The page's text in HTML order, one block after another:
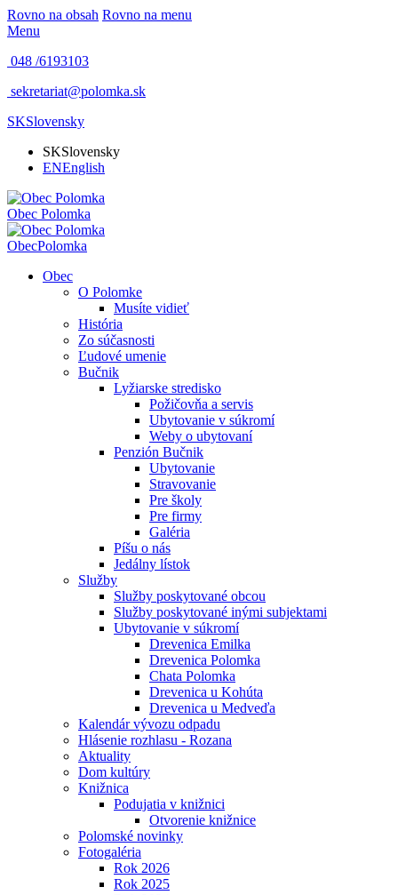
Rovno na obsah Rovno na menu
Menu
048 /6193103
sekretariat@polomka.sk
SKSlovensky
SKSlovensky
ENEnglish
Obec Polomka
ObecPolomka
Obec
O Polomke
Musíte vidieť
História
Zo súčasnosti
Ľudové umenie
Bučnik
Lyžiarske stredisko
Požičovňa a servis
Ubytovanie v súkromí
Weby o ubytovaní
Penzión Bučnik
Ubytovanie
Stravovanie
Pre školy
Pre firmy
Galéria
Píšu o nás
Jedálny lístok
Služby
Služby poskytované obcou
Služby poskytované inými subjektami
Ubytovanie v súkromí
Drevenica Emilka
Drevenica Polomka
Chata Polomka
Drevenica u Kohúta
Drevenica u Medveďa
Kalendár vývozu odpadu
Hlásenie rozhlasu - Rozana
Aktuality
Dom kultúry
Knižnica
Podujatia v knižnici
Otvorenie knižnice
Polomské novinky
Fotogaléria
Rok 2026
Rok 2025